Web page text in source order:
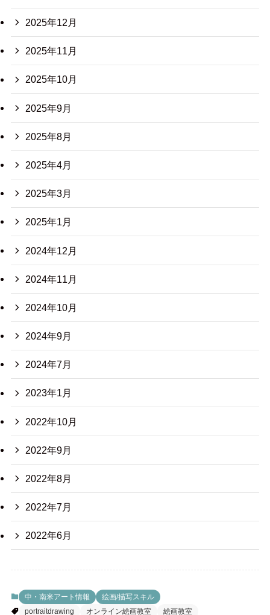
2025年12月
2025年11月
2025年10月
2025年9月
2025年8月
2025年4月
2025年3月
2025年1月
2024年12月
2024年11月
2024年10月
2024年9月
2024年7月
2023年1月
2022年10月
2022年9月
2022年8月
2022年7月
2022年6月
中・南米アート情報
絵画/描写スキル
portraitdrawing
オンライン絵画教室
絵画教室